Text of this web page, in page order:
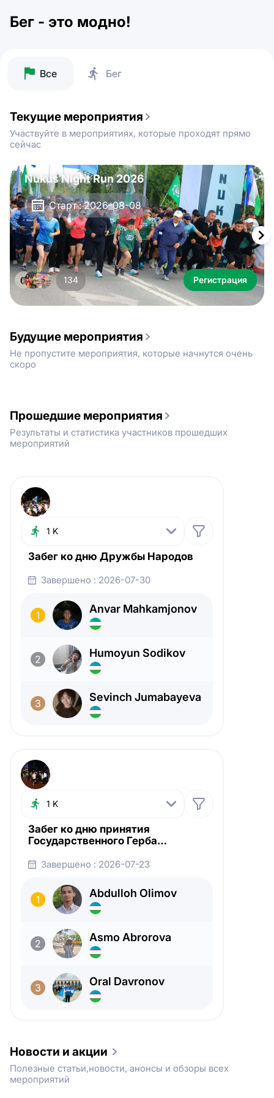
Бег - это модно!
Все Бег
Текущие мероприятия
Участвуйте в мероприятиях, которые проходят прямо
сейчас
Nukus Night Run 2026
Старт : 2026-08-08
134 Регистрация
of
2
Будущие мероприятия
Не пропустите мероприятия, которые начнутся очень
скоро
Прошедшие мероприятия
Результаты и статистика участников прошедших
мероприятий
1 K
1 K
Забег ко дню Дружбы Народов
Завершено : 2026-07-30
1 Anvar Mahkamjonov
2 Humoyun Sodikov
3 Sevinch Jumabayeva
1 K
1 K
5 K
Забег ко дню принятия
Государственного Герба
Завершено : 2026-07-23
1 Abdulloh Olimov
2 Asmo Abrorova
3 Oral Davronov
Новости и акции
Полезные статьи,новости, анонсы и обзоры всех
мероприятий